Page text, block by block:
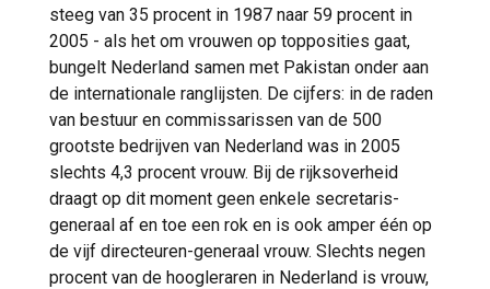
steeg van 35 procent in 1987 naar 59 procent in
2005 - als het om vrouwen op topposities gaat,
bungelt Nederland samen met Pakistan onder aan
de internationale ranglijsten. De cijfers: in de raden
van bestuur en commissarissen van de 500
grootste bedrijven van Nederland was in 2005
slechts 4,3 procent vrouw. Bij de rijksoverheid
draagt op dit moment geen enkele secretaris-
generaal af en toe een rok en is ook amper één op
de vijf directeuren-generaal vrouw. Slechts negen
procent van de hoogleraren in Nederland is vrouw,